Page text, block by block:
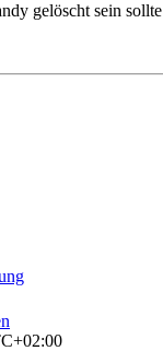
gelöscht sein sollte